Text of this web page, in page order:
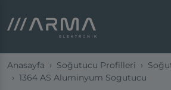
Anasayfa Soğutucu Profilleri
1364 AS Aluminyum Sogutucu